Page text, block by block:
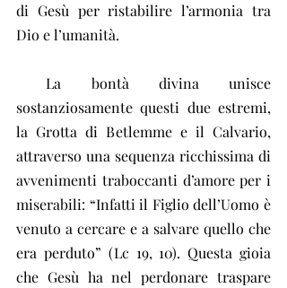
di Gesù per ristabilire l’armonia tra
Dio e l’umanità.
La bontà divina unisce
sostanziosamente questi due estremi,
la Grotta di Betlemme e il Calvario,
attraverso una sequenza ricchissima di
avvenimenti traboccanti d’amore per i
miserabili: “Infatti il Figlio dell’Uomo è
venuto a cercare e a salvare quello che
era perduto” (Lc 19, 10). Questa gioia
che Gesù ha nel perdonare traspare